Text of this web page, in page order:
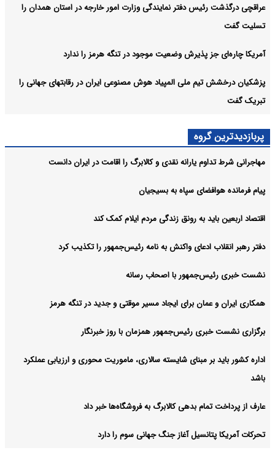
عراقچی درگذشت رئیس دفتر نمایندگی وزارت امور خارجه در استان همدان را
تسلیت گفت
آمریکا چاره‌ای جز پذیرش وضعیت موجود در تنگه هرمز را ندارد
پزشکیان درخشش تیم ملی المپیاد هوش مصنوعی ایران در رقابتهای جهانی را
تبریک گفت
پربازدیدترین گروه
مهاجرانی شرط تداوم یارانه نقدی و کالابرگ را اقامت در ایران دانست
پیام فرمانده هوافضای سپاه به بسیجیان
اقتصاد اربعین باید به رونق زندگی مردم ایلام کمک کند
دفتر رهبر انقلاب ادعای واکنش به نامه رئیس‌جمهور را تکذیب کرد
نشست خبری رئیس‌جمهور با اصحاب رسانه
همکاری ایران و عمان برای ایجاد مسیر موقتی و جدید در تنگه هرمز
برگزاری نشست خبری رئیس‌جمهور همزمان با روز خبرنگار
اداره کشور باید بر مبنای شایسته سالاری، ماموریت محوری و ارزیابی عملکرد
باشد
عارف از پرداخت تمام بدهی کالابرگ به فروشگاه‌ها خبر داد
تحرکات آمریکا پتانسیل آغاز جنگ جهانی سوم را دارد